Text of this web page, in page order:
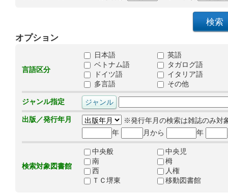
オプション
言語区分
日本語
英語
ベトナム語
タガログ語
ドイツ語
イタリア語
多言語
その他
ジャンル指定
出版／発行年月
※発行年月の検索は雑誌のみ対
年
月から 年
検索対象図書館
中央般
中央児
南
栂
西
人権
ＴＣ堺東
移動図書館